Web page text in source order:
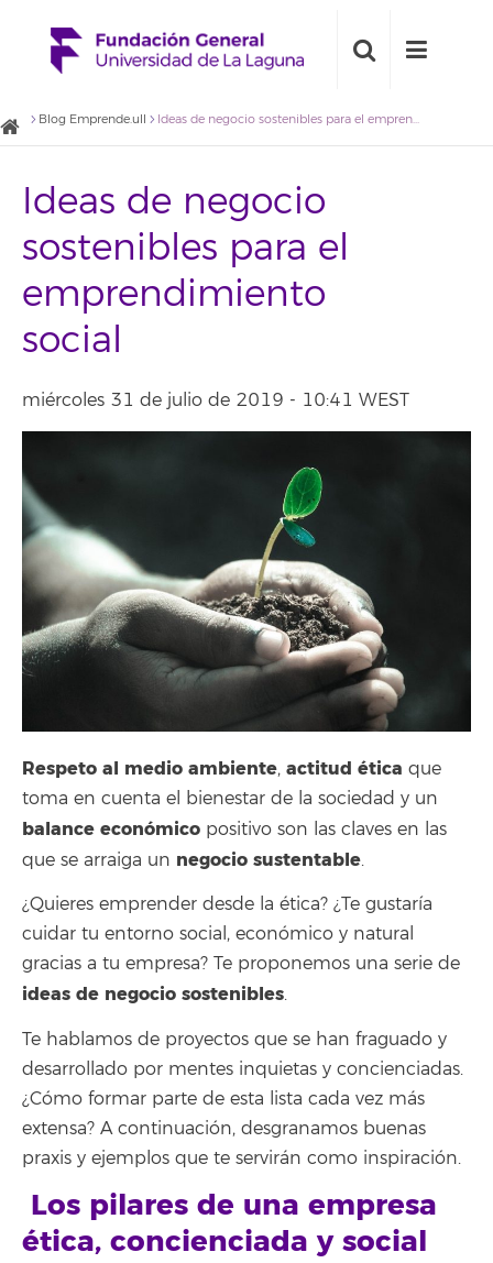
Blog Emprende.ull Ideas de negocio sostenibles para el emprendimiento social
Ideas de negocio
sostenibles para el
emprendimiento
social
miércoles 31 de julio de 2019 - 10:41 WEST
Respeto al medio ambiente, actitud ética que
toma en cuenta el bienestar de la sociedad y un
balance económico positivo son las claves en las
que se arraiga un negocio sustentable.
¿Quieres emprender desde la ética? ¿Te gustaría
cuidar tu entorno social, económico y natural
gracias a tu empresa? Te proponemos una serie de
ideas de negocio sostenibles.
Te hablamos de proyectos que se han fraguado y
desarrollado por mentes inquietas y concienciadas.
¿Cómo formar parte de esta lista cada vez más
extensa? A continuación, desgranamos buenas
praxis y ejemplos que te servirán como inspiración.
Los pilares de una empresa
ética, concienciada y social